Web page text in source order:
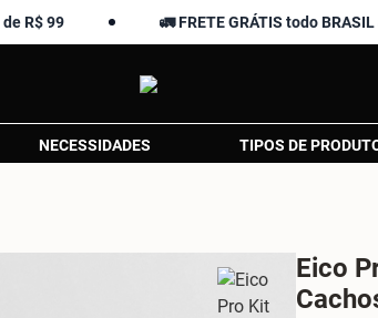
🚛 FRETE GRÁTIS todo BRASIL a partir
NECESSIDADES TIPOS DE
Eico